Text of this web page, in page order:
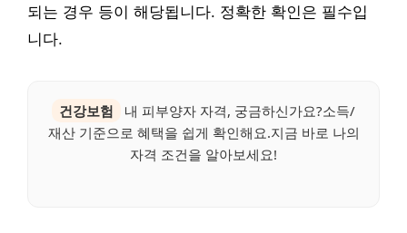
되는 경우 등이 해당됩니다. 정확한 확인은 필수입
니다.
건강보험
내 피부양자 자격, 궁금하신가요?소득/
재산 기준으로 혜택을 쉽게 확인해요.지금 바로 나의
자격 조건을 알아보세요!